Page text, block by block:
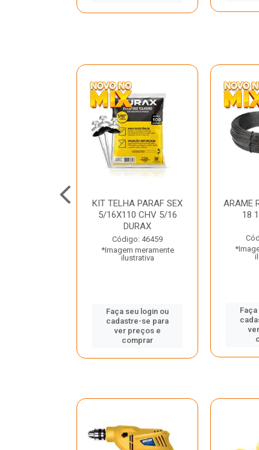
KIT TELHA PARAF SEX
5/16X110 CHV 5/16
DURAX
Código: 46459
*Imagem meramente
ilustrativa
Faça seu login ou
cadastre-se para
ver preços e
comprar
ARAME
18